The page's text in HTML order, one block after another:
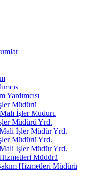
Yardımcısı
Müdürü
İşler Müdürü
Müdürü Yrd.
İşler Müdür Yrd.
Müdürü Yrd.
İşler Müdür Yrd.
Müdürü
Hizmetleri Müdürü